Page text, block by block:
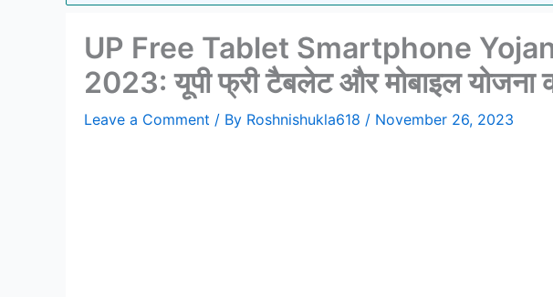
UP Free Tablet Smartphone
2023: यूपी फ्री टैबलेट और मोबाइल योजना
Leave a Comment / By Roshnishukla618 / November 26, 2023